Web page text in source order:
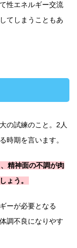
性エネルギー交流
てしまうこともあ
の試練のこと。2人
時期を言います。
精神面の不調が肉
ょう。
ーが必要となる
調不良になりやす